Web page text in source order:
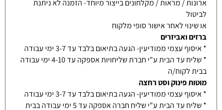
ארונות / מראות / מקלחונים בייצור מיוחד- הזמנה לא ניתנת
לביטול
או שינוי לאחר אישור סופי מלקוח
ברזים ואביזרים
* איסוף עצמי ממודיעין- הגעה בתיאום בלבד עד 3-7 ימי עבודה
* שליח עד הבית ע"י חברת שליחויות אספקה עד 4-10 ימי עבודה
בבית לקוח/ה
מוטות פינוק וסט רחצה
* איסוף עצמי ממודיעין- הגעה בתיאום בלבד עד 3-7 ימי עבודה
* שליח עד הבית ע"י שליח חברה אספקה עד 5 ימי עבודה בבית